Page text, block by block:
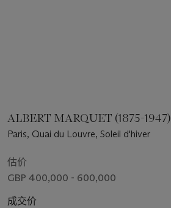
ALBERT MARQUET (1875-1947)
Paris, Quai du Louvre, Soleil d'hiver
估价
GBP 400,000 - 600,000
成交价